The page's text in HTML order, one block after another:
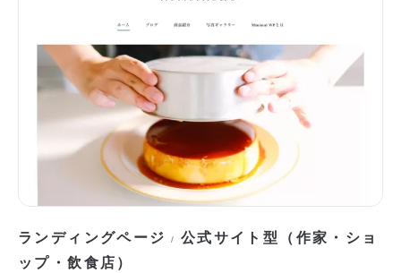
ランディングページ / 公式サイト型（作家・ショ
ップ・飲食店）